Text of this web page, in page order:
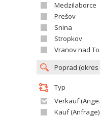
Medzilaborce
Prešov
Snina
Stropkov
Vranov nad Topľou
Typ
Verkauf (Angebot)
Kauf (Anfrage)